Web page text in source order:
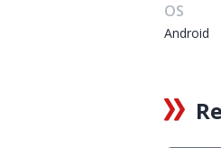
OS
Android